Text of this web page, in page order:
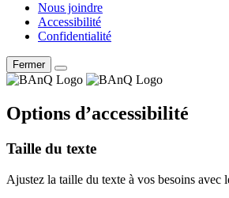
Nous joindre
Accessibilité
Confidentialité
Fermer
Options d’accessibilité
Taille du texte
Ajustez la taille du texte à vos besoins avec